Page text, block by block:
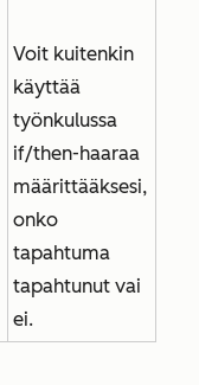
Voit kuitenkin
käyttää
työnkulussa
if/then-haaraa
määrittääksesi,
onko
tapahtuma
tapahtunut vai
ei.